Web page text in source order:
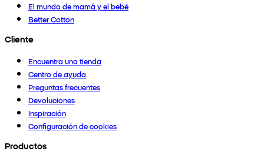
El mundo de mamá y el bebé
Better Cotton
Cliente
Encuentra una tienda
Centro de ayuda
Preguntas frecuentes
Devoluciones
Inspiración
Configuración de cookies
Productos